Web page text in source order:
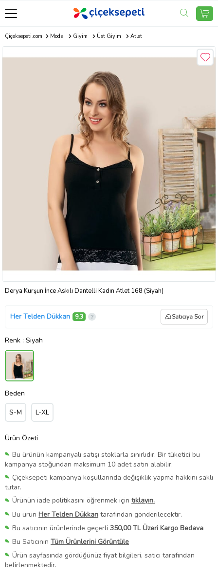
Çiçeksepeti.com Moda Giyim Üst Giyim Atlet
Derya Kurşun İnce Askılı Dantelli Kadın Atlet 168 (Siyah)
Her Telden Dükkan 9,3 Satıcıya Sor
Renk : Siyah
Beden
S-M L-XL
Ürün Özeti
Bu ürünün kampanyalı satışı stoklarla sınırlıdır. Bir tüketici bu
kampanya stoğundan maksimum 10 adet satın alabilir.
Çiçeksepeti kampanya koşullarında değişiklik yapma hakkını saklı
tutar.
Ürünün iade politikasını öğrenmek için tıklayın.
Bu ürün Her Telden Dükkan tarafından gönderilecektir.
Bu satıcının ürünlerinde geçerli 350,00 TL Üzeri Kargo Bedava
Bu Satıcının Tüm Ürünlerini Görüntüle
Ürün sayfasında gördüğünüz fiyat bilgileri, satıcı tarafından
belirlenmektedir.